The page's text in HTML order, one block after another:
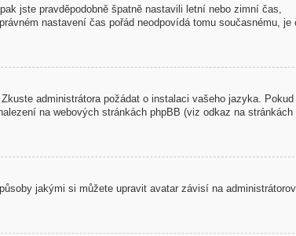
jste pravděpodobně špatně nastavili letní nebo zimní čas,
nastavení čas pořád neodpovídá tomu současnému, je
administrátora požádat o instalaci vašeho jazyka. Pokud
na webových stránkách phpBB (viz odkaz na stránkách
jakými si můžete upravit avatar závisí na